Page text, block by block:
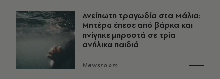
Ανείπωτη τραγωδία στα Μάλια:
Μητέρα έπεσε από βάρκα και
πνίγηκε μπροστά σε τρία
ανήλικα παιδιά
Newsroom